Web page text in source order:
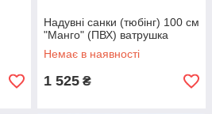
Надувні санки (тюбінг) 100 см
"Манго" (ПВХ) ватрушка
Немає в наявності
1 525 ₴